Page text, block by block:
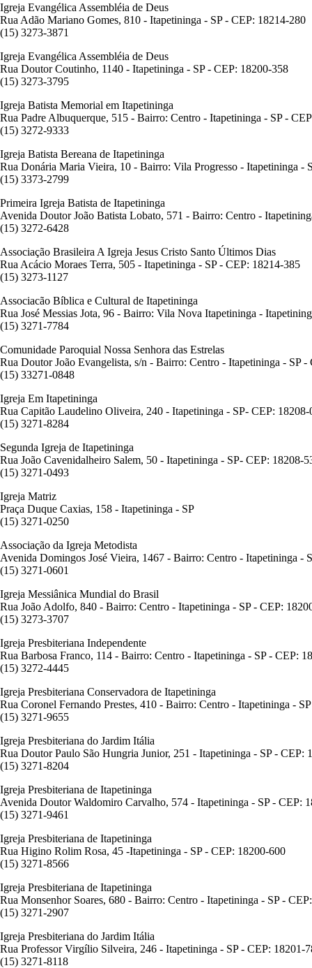
Igreja Evangélica Assembléia de Deus
Rua Adão Mariano Gomes, 810 - Itapetininga - SP - CEP: 18214-280
(15) 3273-3871
Igreja Evangélica Assembléia de Deus
Rua Doutor Coutinho, 1140 - Itapetininga - SP - CEP: 18200-358
(15) 3273-3795
Igreja Batista Memorial em Itapetininga
Rua Padre Albuquerque, 515 - Bairro: Centro - Itapetininga - SP -
(15) 3272-9333
Igreja Batista Bereana de Itapetininga
Rua Donária Maria Vieira, 10 - Bairro: Vila Progresso - Itapetininga -
(15) 3373-2799
Primeira Igreja Batista de Itapetininga
Avenida Doutor João Batista Lobato, 571 - Bairro: Centro -
(15) 3272-6428
Associação Brasileira A Igreja Jesus Cristo Santo Últimos Dias
Rua Acácio Moraes Terra, 505 - Itapetininga - SP - CEP: 18214-385
(15) 3273-1127
Associacão Bíblica e Cultural de Itapetininga
Rua José Messias Jota, 96 - Bairro: Vila Nova Itapetininga -
(15) 3271-7784
Comunidade Paroquial Nossa Senhora das Estrelas
Rua Doutor João Evangelista, s/n - Bairro: Centro - Itapetininga - SP -
(15) 33271-0848
Igreja Em Itapetininga
Rua Capitão Laudelino Oliveira, 240 - Itapetininga - SP- CEP: 18208-
(15) 3271-8284
Segunda Igreja de Itapetininga
Rua João Cavenidalheiro Salem, 50 - Itapetininga - SP- CEP: 18208-
(15) 3271-0493
Igreja Matriz
Praça Duque Caxias, 158 - Itapetininga - SP
(15) 3271-0250
Associação da Igreja Metodista
Avenida Domingos José Vieira, 1467 - Bairro: Centro - Itapetininga -
(15) 3271-0601
Igreja Messiânica Mundial do Brasil
Rua João Adolfo, 840 - Bairro: Centro - Itapetininga - SP - CEP:
(15) 3273-3707
Igreja Presbiteriana Independente
Rua Barbosa Franco, 114 - Bairro: Centro - Itapetininga - SP - CEP:
(15) 3272-4445
Igreja Presbiteriana Conservadora de Itapetininga
Rua Coronel Fernando Prestes, 410 - Bairro: Centro - Itapetininga -
(15) 3271-9655
Igreja Presbiteriana do Jardim Itália
Rua Doutor Paulo São Hungria Junior, 251 - Itapetininga - SP - CEP:
(15) 3271-8204
Igreja Presbiteriana de Itapetininga
Avenida Doutor Waldomiro Carvalho, 574 - Itapetininga - SP - CEP:
(15) 3271-9461
Igreja Presbiteriana de Itapetininga
Rua Higino Rolim Rosa, 45 -Itapetininga - SP - CEP: 18200-600
(15) 3271-8566
Igreja Presbiteriana de Itapetininga
Rua Monsenhor Soares, 680 - Bairro: Centro - Itapetininga - SP -
(15) 3271-2907
Igreja Presbiteriana do Jardim Itália
Rua Professor Virgílio Silveira, 246 - Itapetininga - SP - CEP: 18201-
(15) 3271-8118